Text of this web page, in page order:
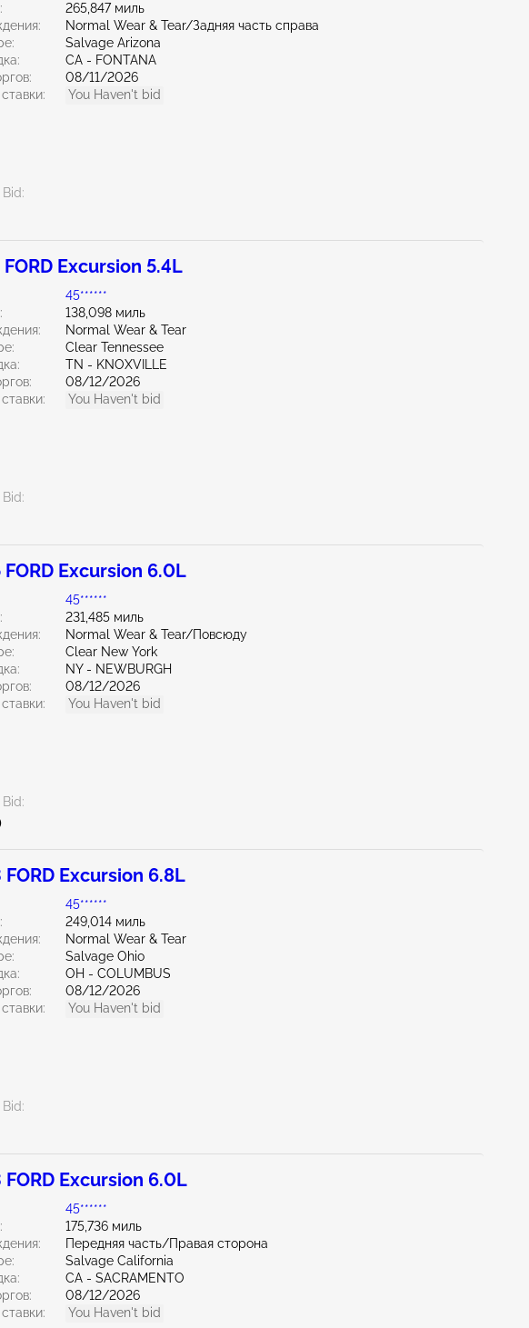
265,847 миль
Normal Wear & Tear/Задняя часть справа
Salvage Arizona
CA - FONTANA
08/11/2026
You Haven't bid
Excursion 5.4L
45******
138,098 миль
Normal Wear & Tear
Clear Tennessee
TN - KNOXVILLE
08/12/2026
You Haven't bid
Excursion 6.0L
45******
231,485 миль
Normal Wear & Tear/Повсюду
Clear New York
NY - NEWBURGH
08/12/2026
You Haven't bid
Excursion 6.8L
45******
249,014 миль
Normal Wear & Tear
Salvage Ohio
OH - COLUMBUS
08/12/2026
You Haven't bid
Excursion 6.0L
45******
175,736 миль
Передняя часть/Правая сторона
Salvage California
CA - SACRAMENTO
08/12/2026
You Haven't bid